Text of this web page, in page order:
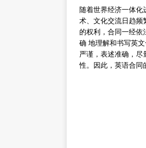
随着世界经济一体化
术、文化交流日趋频
的权利，合同一经
确 地理解和书写英
严谨，表述准确，
性。因此，英语合同